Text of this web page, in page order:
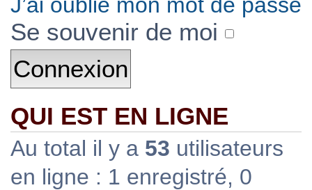
Se souvenir de moi
QUI EST EN LIGNE
Au total il y a 53 utilisateurs
en ligne : 1 enregistré, 0